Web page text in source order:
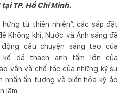
TP. Hồ Chí Minh.
từ thiên nhiên”, các sắp đặt
Không khí, Nước và Ánh sáng đã
câu chuyện sáng tạo của
kế đá thạch anh tấm lớn của
vân và chế tác của những kỹ sư
nhấn ấn tượng và biến hóa kỳ ảo
lãm.